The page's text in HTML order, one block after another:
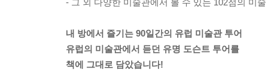
--- p.160, 「오귀스트 르누아르, [도시에서의 춤]과
파란색은 설명할 수 없는 묘한 방식으로 아티스트
랑스 남부의 지중해 바다 마을로 하나둘 모여든
을 보낸 곳은 역시 푸른 따뜻함이 머문 곳, 남프랑
내 방에서 즐기는 90일간의 유럽 미술관 투어
유럽의 미술관에서 듣던 유명 도슨트 투어를
책에 그대로 담았습니다!